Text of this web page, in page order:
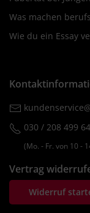
Was machen
Wie du ein Essay
030 / 208 499
(Mo. ‐ Fr. von 10 ‐
Vertrag
Widerruf